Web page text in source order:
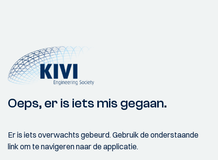
Oeps, er is iets mis gegaan.
Er is iets overwachts gebeurd. Gebruik de onderstaande
link om te navigeren naar de applicatie.